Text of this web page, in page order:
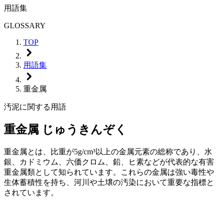
用語集
GLOSSARY
TOP
用語集
重金属
汚泥に関する用語
重金属 じゅうきんぞく
重金属とは、比重が5g/cm³以上の金属元素の総称であり、水
銀、カドミウム、六価クロム、鉛、ヒ素などが代表的な有害
重金属類として知られています。これらの金属は強い毒性や
生体蓄積性を持ち、河川や土壌の汚染において重要な指標と
されています。